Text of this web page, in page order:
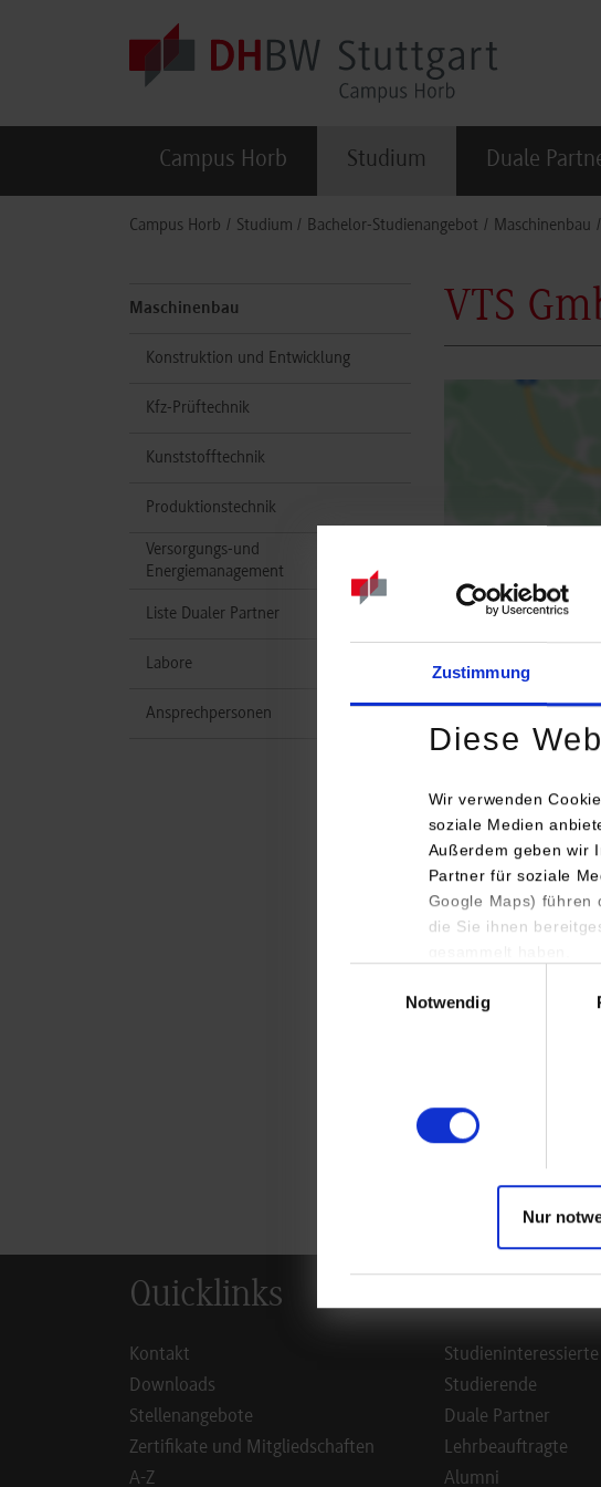
Zustimmung
Diese
Wir verwenden
soziale Medien
Außerdem geben wir
Partner für soziale
Google Maps) führen
die Sie ihnen
Notwendig
Nur
Campus Horb Studium Duale
Campus Horb Studium Bachelor-Studienangebot Maschinenbau
Maschinenbau
Konstruktion und Entwicklung
Kfz-Prüftechnik
Kunststofftechnik
Produktionstechnik
Versorgungs-und
Energiemanagement
Liste Dualer Partner
Labore
Ansprechpersonen
VTS
Studiengang /
Maschinenbau /
zurück zur
Quicklinks
Kontakt
Downloads
Stellenangebote
Zertifikate und Mitgliedschaften
A-Z
Studieninteressierte
Studierende
Duale Partner
Lehrbeauftragte
Alumni